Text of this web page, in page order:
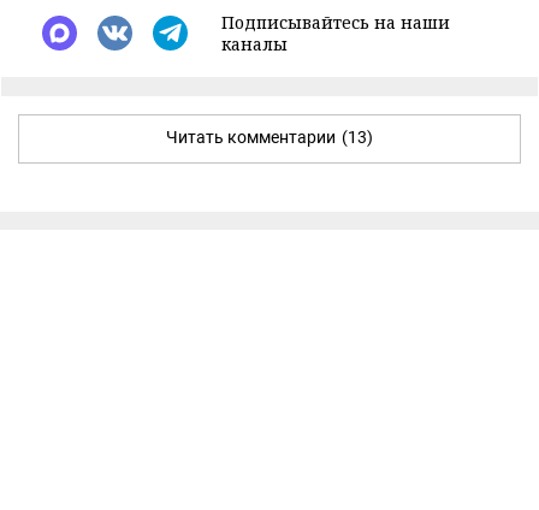
Подписывайтесь на наши
каналы
Читать комментарии (13)